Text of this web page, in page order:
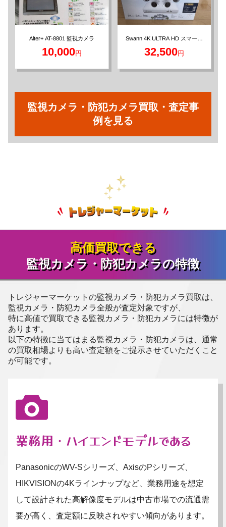
Alter+ AT-8801 監視カメラ
10,000円
Swann 4K ULTRA HD スマート
セット
32,500円
監視カメラ・防犯カメラ買取・査定事
例を見る
高価買取できる
監視カメラ・防犯カメラの特徴
トレジャーマーケットの監視カメラ・防犯カメラ買取は、
監視カメラ・防犯カメラ全般が査定対象ですが、
特に高値で買取できる監視カメラ・防犯カメラには特徴が
あります。
以下の特徴に当てはまる監視カメラ・防犯カメラは、通常
の買取相場よりも高い査定額をご提示させていただくこと
が可能です。
業務用・ハイエンドモデルである
PanasonicのWV-Sシリーズ、AxisのPシリーズ、
HIKVISIONの4Kラインナップなど、業務用途を想定
して設計された高解像度モデルは中古市場での流通需
要が高く、査定額に反映されやすい傾向があります。